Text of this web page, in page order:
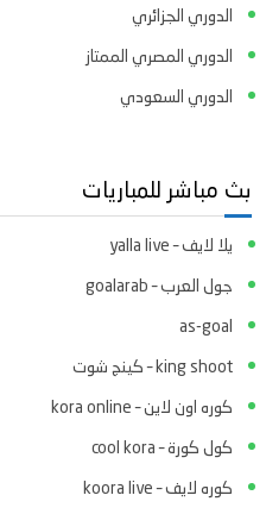
الدوري الجزائري
الدوري المصري الممتاز
الدوري السعودي
بث مباشر للمباريات
يلا لايف – yalla live
جول العرب – goalarab
as-goal
king shoot – كينج شوت
كوره اون لاين – kora online
كول كورة – cool kora
كوره لايف – koora live